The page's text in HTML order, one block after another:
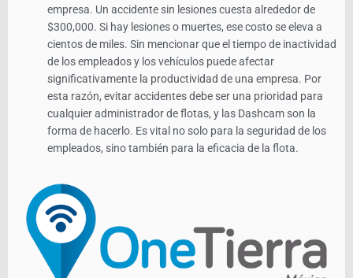
empresa. Un accidente sin lesiones cuesta alrededor de
$300,000. Si hay lesiones o muertes, ese costo se eleva a
cientos de miles. Sin mencionar que el tiempo de inactividad
de los empleados y los vehículos puede afectar
significativamente la productividad de una empresa. Por
esta razón, evitar accidentes debe ser una prioridad para
cualquier administrador de flotas, y las Dashcam son la
forma de hacerlo. Es vital no solo para la seguridad de los
empleados, sino también para la eficacia de la flota.